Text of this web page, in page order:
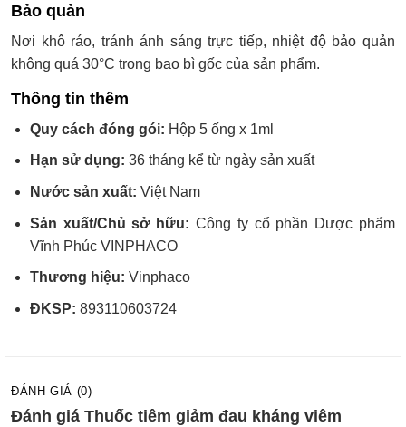
Bảo quản
Nơi khô ráo, tránh ánh sáng trực tiếp, nhiệt độ bảo quản
không quá 30°C trong bao bì gốc của sản phẩm.
Thông tin thêm
Quy cách đóng gói: Hộp 5 ống x 1ml
Hạn sử dụng: 36 tháng kể từ ngày sản xuất
Nước sản xuất: Việt Nam
Sản xuất/Chủ sở hữu: Công ty cổ phần Dược phẩm
Vĩnh Phúc VINPHACO
Thương hiệu: Vinphaco
ĐKSP: 893110603724
ĐÁNH GIÁ (0)
Đánh giá Thuốc tiêm giảm đau kháng viêm